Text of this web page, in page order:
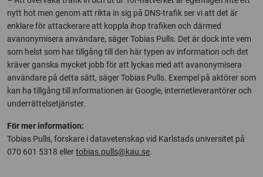
nytt hot men genom att rikta in sig på DNS-trafik ser vi att det är
enklare för attackerare att koppla ihop trafiken och därmed
avanonymisera användare, säger Tobias Pulls. Det är dock inte vem
som helst som har tillgång till den här typen av information och det
kräver ganska mycket jobb för att lyckas med att avanonymisera
användare på detta sätt, säger Tobias Pulls. Exempel på aktörer som
kan ha tillgång till informationen är Google, internetleverantörer och
underrättelsetjänster.
För mer information:
Tobias Pulls, forskare i datavetenskap vid Karlstads universitet på
070 601 5318 ellertobias.pulls@kau.se.